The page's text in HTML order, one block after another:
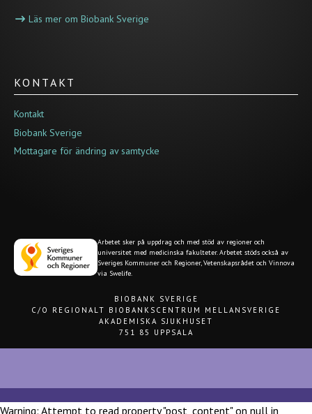
Läs mer om Biobank Sverige
KONTAKT
Kontakt
Biobank Sverige
Mottagare för ändring av samtycke
Arbetet sker på uppdrag och med stöd av regioner och
universitet med medicinska fakulteter. Arbetet stöds också av
Sveriges Kommuner och Regioner, Vetenskapsrådet och Vinnova
via Swelife.
BIOBANK SVERIGE
C/O REGIONALT BIOBANKSCENTRUM MELLANSVERIGE
AKADEMISKA SJUKHUSET
751 85 UPPSALA
Warning: Attempt to read property "post_content" on null in